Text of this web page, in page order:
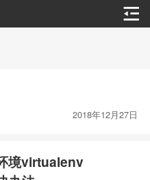
2018年12月27日
境virtualenv